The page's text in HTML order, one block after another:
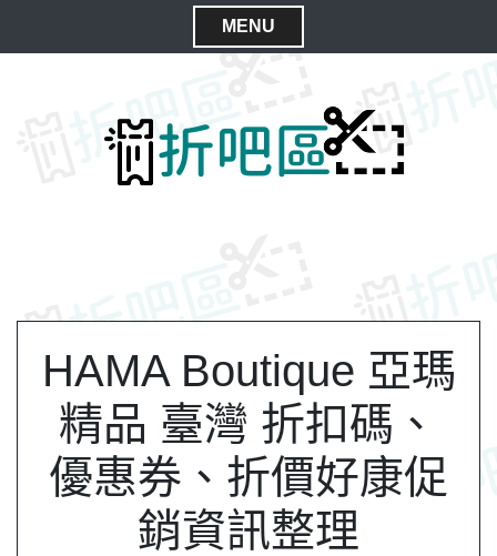
MENU
C
HAMA Boutique 亞瑪
精品 臺灣 折扣碼、
優惠券、折價好康促
銷資訊整理